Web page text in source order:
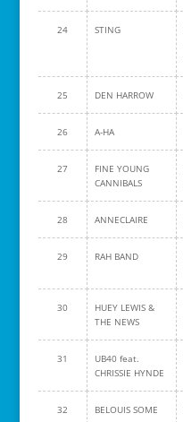
24 STING
25 DEN HARROW
26 A-HA
27
FINE YOUNG
CANNIBALS
28 ANNECLAIRE
29 RAH BAND
30
HUEY LEWIS &
THE NEWS
31
UB40 feat.
CHRISSIE HYNDE
32 BELOUIS SOME